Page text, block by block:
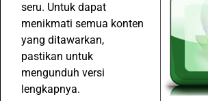
seru. Untuk dapat
menikmati semua konten
yang ditawarkan,
pastikan untuk
mengunduh versi
lengkapnya.